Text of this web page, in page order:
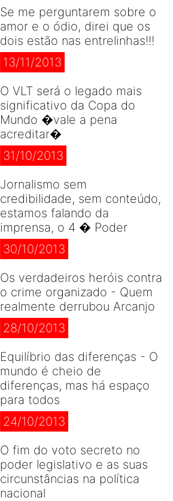
Se me perguntarem sobre o
amor e o ódio, direi que os
dois estão nas entrelinhas!!!
13/11/2013
O VLT será o legado mais
significativo da Copa do
Mundo �vale a pena
acreditar�
31/10/2013
Jornalismo sem
credibilidade, sem conteúdo,
estamos falando da
imprensa, o 4 � Poder
30/10/2013
Os verdadeiros heróis contra
o crime organizado - Quem
realmente derrubou Arcanjo
28/10/2013
Equilíbrio das diferenças - O
mundo é cheio de
diferenças, mas há espaço
para todos
24/10/2013
O fim do voto secreto no
poder legislativo e as suas
circunstâncias na política
nacional